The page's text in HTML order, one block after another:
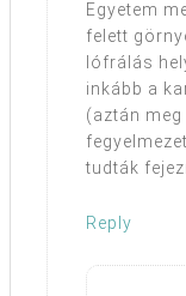
Egyetem
felett
lófrálás
inkább a
(aztán
tudták
Reply